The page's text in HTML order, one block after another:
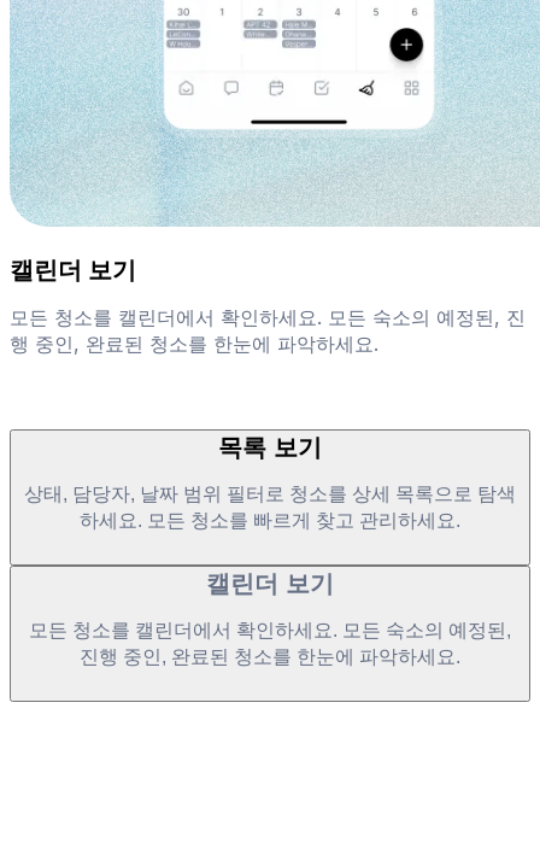
캘린더 보기
모든 청소를 캘린더에서 확인하세요. 모든 숙소의 예정된, 진
행 중인, 완료된 청소를 한눈에 파악하세요.
목록 보기
상태, 담당자, 날짜 범위 필터로 청소를 상세 목록으로 탐색
하세요. 모든 청소를 빠르게 찾고 관리하세요.
캘린더 보기
모든 청소를 캘린더에서 확인하세요. 모든 숙소의 예정된,
진행 중인, 완료된 청소를 한눈에 파악하세요.